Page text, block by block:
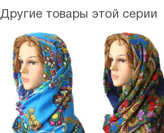
Другие товары этой серии